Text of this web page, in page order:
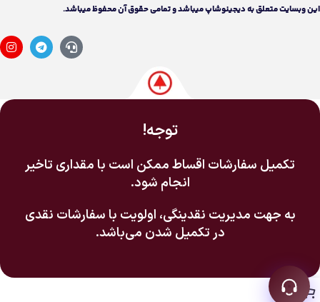
اين وبسايت متعلق به دیجینوشاپ ميباشد و تمامی حقوق آن محفوظ ميباشد.
توجه!
تکمیل سفارشات اقساط ممکن است با مقداری تاخیر
انجام شود.
به جهت مدیریت نقدینگی، اولویت با سفارشات نقدی
در تکمیل شدن می‌باشد.